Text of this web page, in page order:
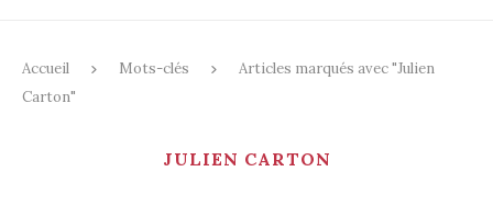
Accueil Mots-clés
Articles marqués avec "Julien
Carton"
JULIEN CARTON